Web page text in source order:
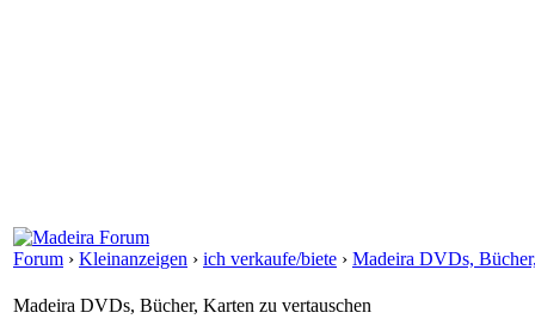
Forum › Kleinanzeigen › ich verkaufe/biete › Madeira DVDs,
Madeira DVDs, Bücher, Karten zu vertauschen